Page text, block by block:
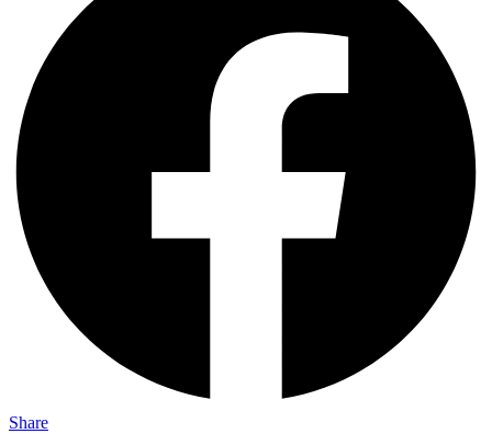
Share